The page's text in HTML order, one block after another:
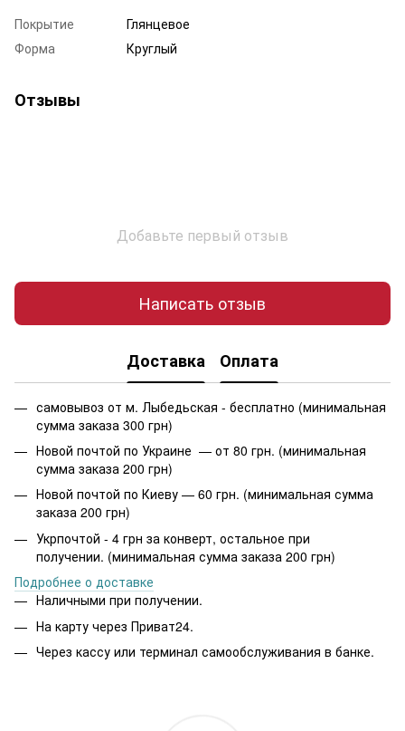
Покрытие
Глянцевое
Форма
Круглый
Отзывы
Добавьте первый отзыв
Написать отзыв
Доставка Оплата
самовывоз от м. Лыбедьская - бесплатно (минимальная
сумма заказа 300 грн)
Новой почтой по Украине — от 80 грн. (минимальная
сумма заказа 200 грн)
Новой почтой по Киеву — 60 грн. (минимальная сумма
заказа 200 грн)
Укрпочтой - 4 грн за конверт, остальное при
получении. (минимальная сумма заказа 200 грн)
Подробнее о доставке
Наличными при получении.
На карту через Приват24.
Через кассу или терминал самообслуживания в банке.